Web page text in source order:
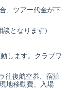
、ツアー代金が下
となります）
します。クラブワ
往復航空券、宿泊
地移動費、入場